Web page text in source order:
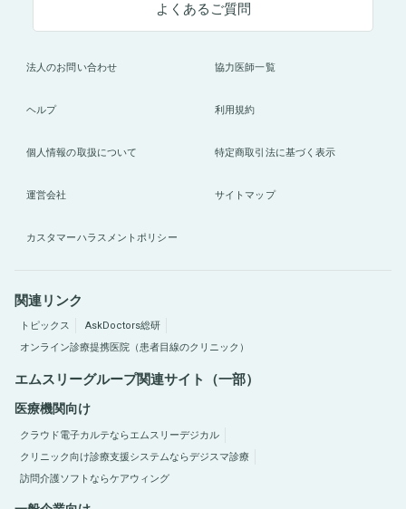
よくあるご質問
法人のお問い合わせ 協力医師一覧
ヘルプ 利用規約
個人情報の取扱について 特定商取引法に基づく表示
運営会社 サイトマップ
カスタマーハラスメントポリシー
関連リンク
トピックス
AskDoctors総研
オンライン診療提携医院（患者目線のクリニック）
エムスリーグループ関連サイト（一部）
医療機関向け
クラウド電子カルテならエムスリーデジカル
クリニック向け診療支援システムならデジスマ診療
訪問介護ソフトならケアウィング